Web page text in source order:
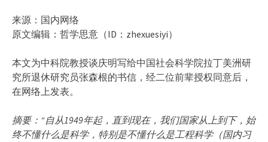
来源：国内网络
原文编辑：哲学思意（ID：zhexuesiyi）
本文为中科院教授谈庆明写给中国社会科学院拉丁美洲研
究所退休研究员张森根的书信，经二位前辈授权同意后，
在网络上发表。
摘要：“自从1949年起，直到现在，我们国家从上到下，始
终不懂什么是科学，特别是不懂什么是工程科学（国内习